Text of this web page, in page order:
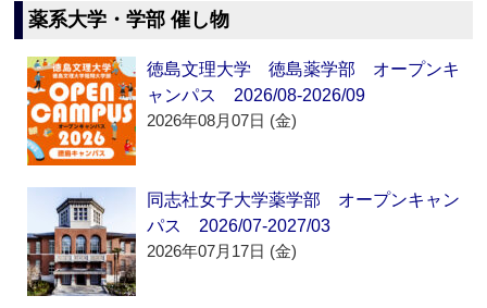
薬系大学・学部 催し物
徳島文理大学 徳島薬学部 オープンキ
ャンパス 2026/08-2026/09
2026年08月07日 (金)
同志社女子大学薬学部 オープンキャン
パス 2026/07-2027/03
2026年07月17日 (金)